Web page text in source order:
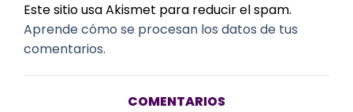
Este sitio usa Akismet para reducir el spam.
Aprende cómo se procesan los datos de tus
comentarios.
COMENTARIOS